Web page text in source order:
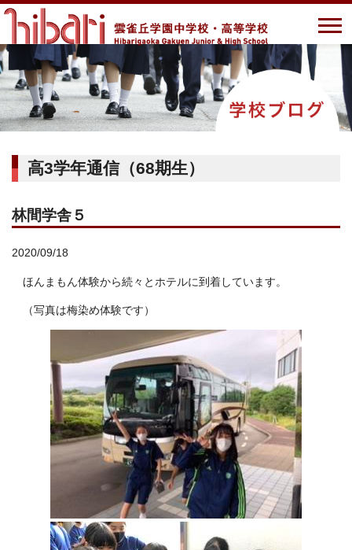
高3学年通信（68期生）
林間学舎５
2020/09/18
ほんまもん体験から続々とホテルに到着しています。
（写真は梅染め体験です）